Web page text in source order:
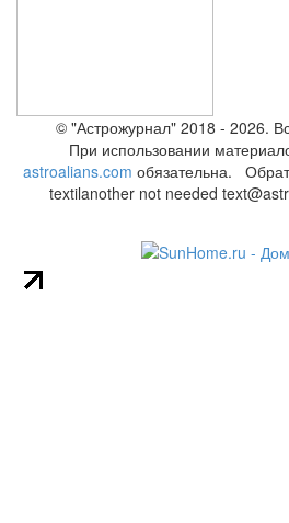
© "Астрожурнал" 2018 - 2026.
При использовании
astroalians.com обязательна.
textilanother not needed text